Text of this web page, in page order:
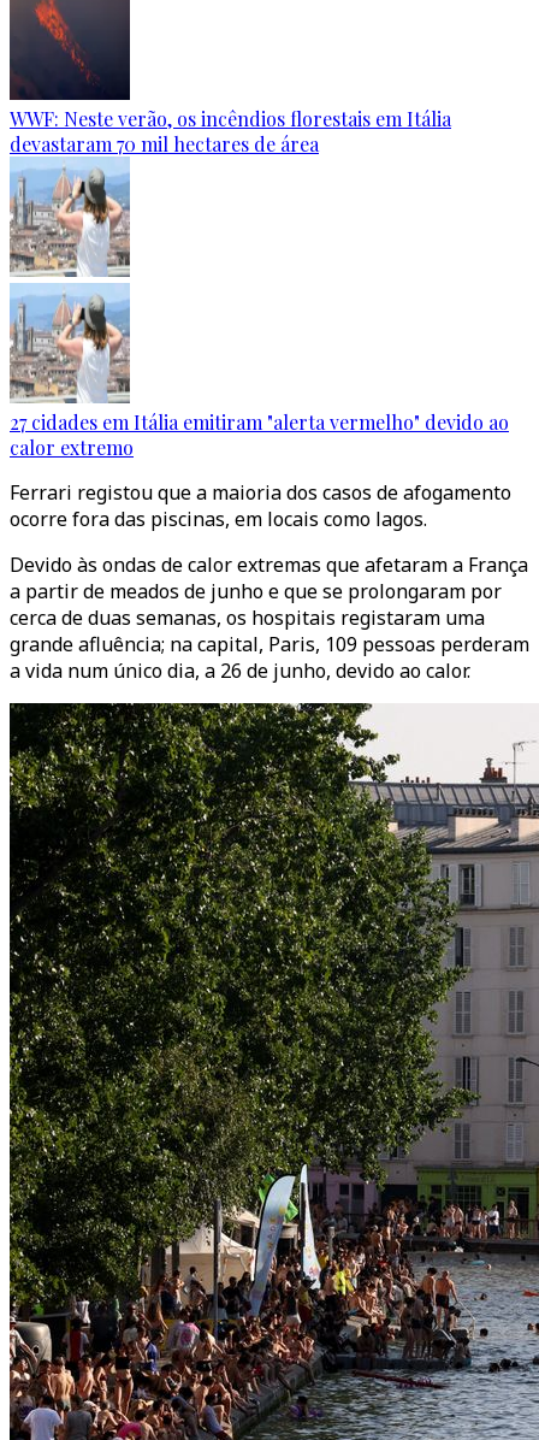
WWF: Neste verão, os incêndios florestais em Itália
devastaram 70 mil hectares de área
27 cidades em Itália emitiram "alerta vermelho" devido ao
calor extremo
Ferrari registou que a maioria dos casos de afogamento
ocorre fora das piscinas, em locais como lagos.
Devido às ondas de calor extremas que afetaram a França
a partir de meados de junho e que se prolongaram por
cerca de duas semanas, os hospitais registaram uma
grande afluência; na capital, Paris, 109 pessoas perderam
a vida num único dia, a 26 de junho, devido ao calor.